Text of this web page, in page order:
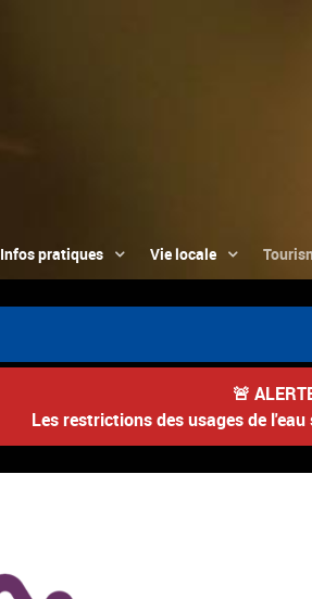
Infos pratiques Vie locale
🚨
Les restrictions des usages de